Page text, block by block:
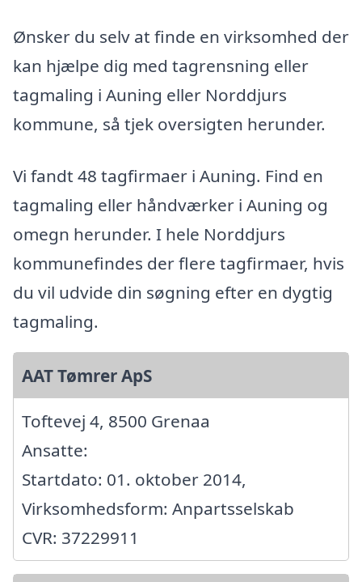
Ønsker du selv at finde en virksomhed der
kan hjælpe dig med tagrensning eller
tagmaling i Auning eller Norddjurs
kommune, så tjek oversigten herunder.
Vi fandt 48 tagfirmaer i Auning. Find en
tagmaling eller håndværker i Auning og
omegn herunder. I hele Norddjurs
kommunefindes der flere tagfirmaer, hvis
du vil udvide din søgning efter en dygtig
tagmaling.
AAT Tømrer ApS
Toftevej 4, 8500 Grenaa
Ansatte:
Startdato: 01. oktober 2014,
Virksomhedsform: Anpartsselskab
CVR: 37229911